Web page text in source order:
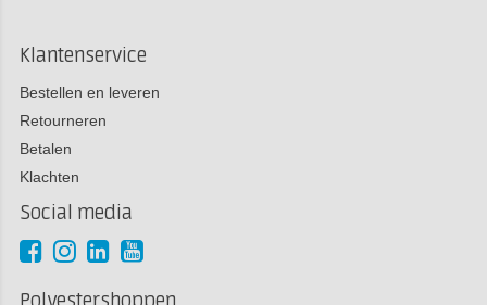
Klantenservice
Bestellen en leveren
Retourneren
Betalen
Klachten
Social media